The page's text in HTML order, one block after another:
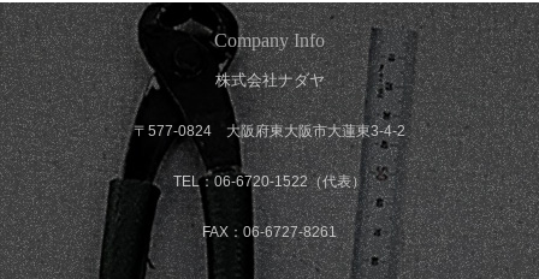
Company Info
株式会社ナダヤ
〒577-0824 大阪府東大阪市大蓮東3-4-2
TEL：06-6720-1522（代表）
FAX：06-6727-8261